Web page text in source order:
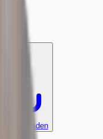
herunterladen